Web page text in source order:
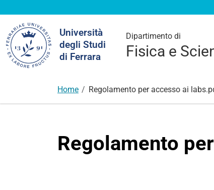
Università
degli Studi
di Ferrara
Dipartimento di
Fisica e
nel
sito
Home Regolamento per accesso ai
Regolamento